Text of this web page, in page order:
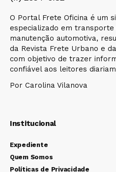
O Portal Frete Oficina é um
especializado em
manutenção automotiva,
da Revista Frete Urbano e
com objetivo de trazer
confiável aos leitores
Por Carolina Vilanova
Institucional
Expediente
Quem Somos
Políticas de Privacidade